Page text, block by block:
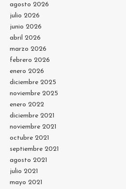
agosto 2026
julio 2026
junio 2026
abril 2026
marzo 2026
febrero 2026
enero 2026
diciembre 2025
noviembre 2025
enero 2022
diciembre 2021
noviembre 2021
octubre 2021
septiembre 2021
agosto 2021
julio 2021
mayo 2021